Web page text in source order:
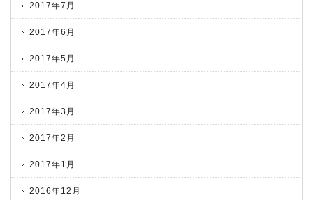
2017年7月
2017年6月
2017年5月
2017年4月
2017年3月
2017年2月
2017年1月
2016年12月